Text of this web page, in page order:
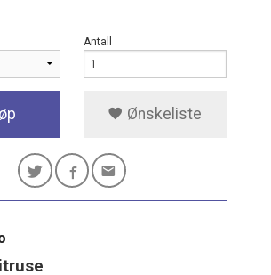
Antall
Ønskeliste